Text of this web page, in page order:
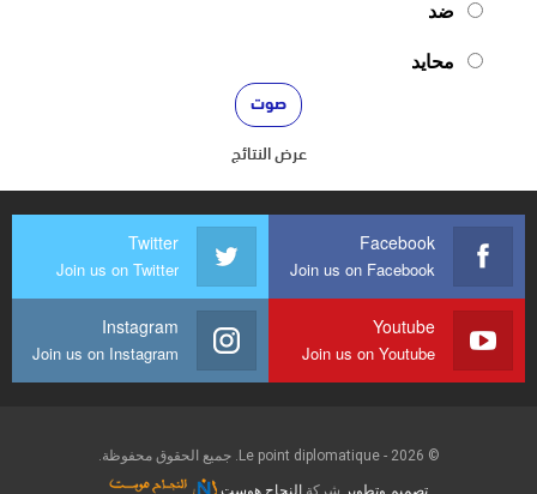
ضد
محايد
عرض النتائج
Facebook
Join us on Facebook
Twitter
Join us on Twitter
Youtube
Join us on Youtube
Instagram
Join us on Instagram
© 2026 - Le point diplomatique. جميع الحقوق محفوظة.
تصميم وتطوير شركة النجاح هوست